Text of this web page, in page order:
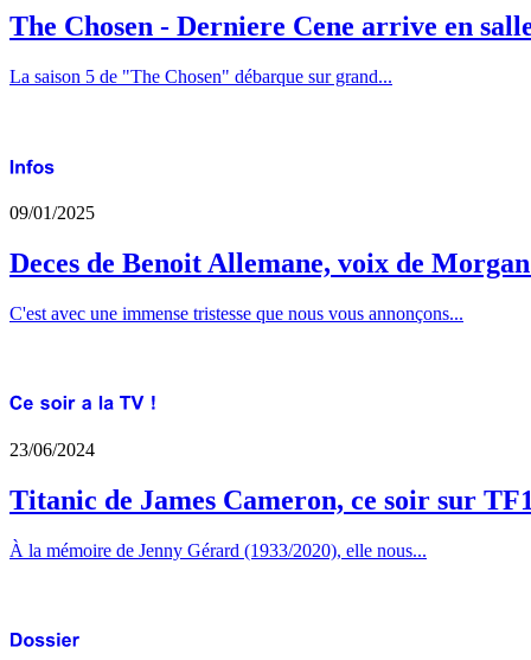
The Chosen - Derniere Cene arrive en
La saison 5 de "The Chosen" débarque sur grand...
09/01/2025
Deces de Benoit Allemane, voix de
C'est avec une immense tristesse que nous vous annonçons...
23/06/2024
Titanic de James Cameron, ce soir sur
À la mémoire de Jenny Gérard (1933/2020), elle nous...